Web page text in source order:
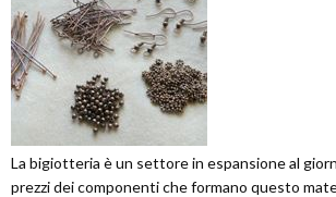
La bigiotteria è un settore in espansione al
prezzi dei componenti che formano questo